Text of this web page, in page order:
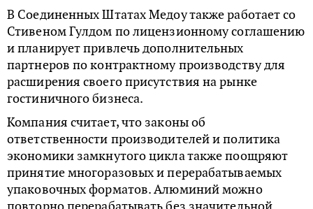
В Соединенных Штатах Медоу также работает со
Стивеном Гулдом по лицензионному соглашению
и планирует привлечь дополнительных
партнеров по контрактному производству для
расширения своего присутствия на рынке
гостиничного бизнеса.
Компания считает, что законы об
ответственности производителей и политика
экономики замкнутого цикла также поощряют
принятие многоразовых и перерабатываемых
упаковочных форматов. Алюминий можно